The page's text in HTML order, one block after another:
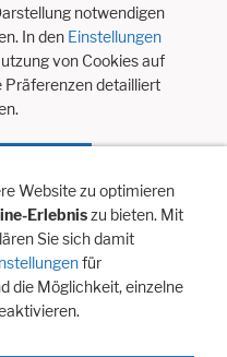
notwendigen
In den Einstellungen
von Cookies auf
Präferenzen detailliert
Website zu optimieren
Erlebniszu bieten. Mit
Sie sich damit
für
die Möglichkeit, einzelne